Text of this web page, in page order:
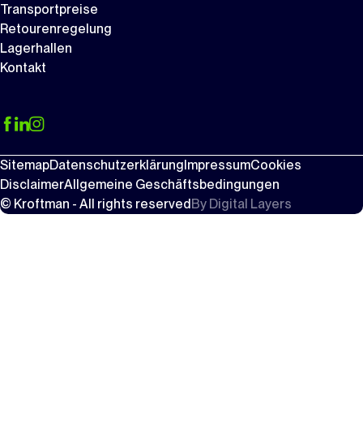
Transportpreise
Retourenregelung
Lagerhallen
Kontakt
SitemapDatenschutzerklärungImpressumCookies
DisclaimerAllgemeine Geschäftsbedingungen
© Kroftman - All rights reservedBy Digital Layers